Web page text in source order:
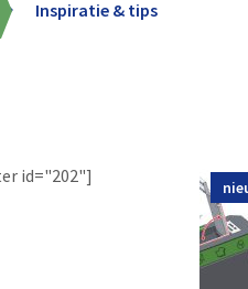
Inspiratie & tips
id="202"]